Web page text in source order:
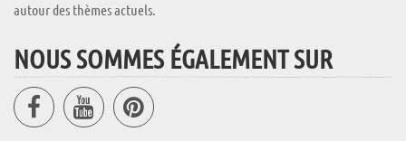
autour des thèmes actuels.
NOUS SOMMES ÉGALEMENT SUR